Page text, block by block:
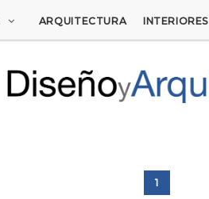
ARQUITECTURA INTERIORES
1